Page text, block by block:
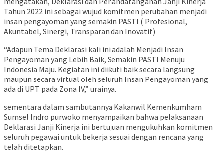
Tahun 2022 ini sebagai wujud komitmen perubahan menjadi
insan pengayoman yang semakin PASTI ( Profesional,
Akuntabel, Sinergi, Transparan dan Inovatif)
“Adapun Tema Deklarasi kali ini adalah Menjadi Insan
Pengayoman yang Lebih Baik, Semakin PASTI Menuju
Indonesia Maju. Kegiatan ini diikuti baik secara langsung
maupun secara virtual oleh seluruh Insan Pengayoman yang
ada di UPT pada Zona IV,” urainya.
sementara dalam sambutannya Kakanwil Kemenkumham
Sumsel Indro purwoko menyampaikan bahwa pelaksanaan
Deklarasi Janji Kinerja ini bertujuan mengukuhkan komitmen
seluruh pegawai untuk bekerja sesuai dengan rencana yang
telah ditetapkan.